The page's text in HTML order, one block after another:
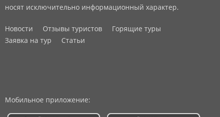
носят исключительно информационный характер.
Новости Отзывы туристов
Горящие туры
Заявка на тур
Статьи
Мобильное приложение: